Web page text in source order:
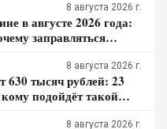
8 августа 2026 г.
в августе 2026 года:
заправляться
8 августа 2026 г.
630 тысяч рублей: 23
подойдёт такой
8 августа 2026 г.